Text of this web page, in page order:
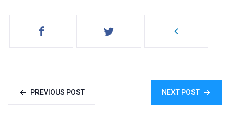
PREVIOUS POST NEXT POST